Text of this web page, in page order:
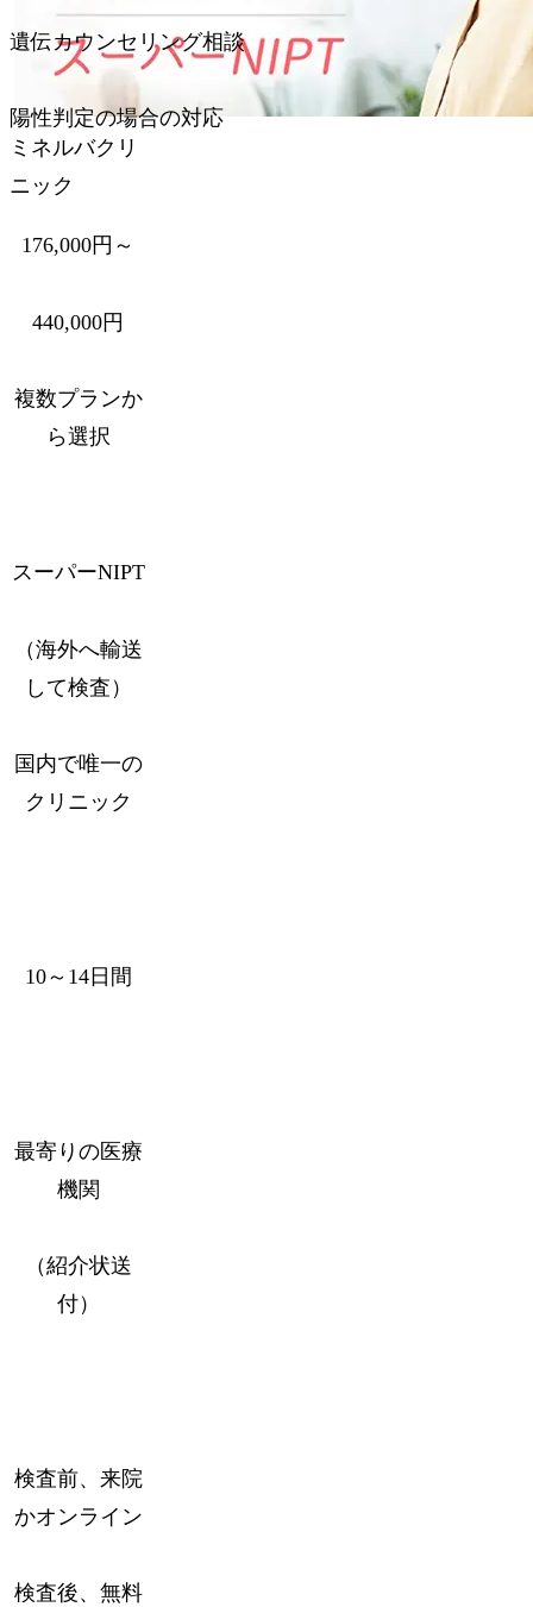
遺伝カウンセリング相談
遺伝カウンセリング相談
陽性判定の場合の対応
陽性判定の場合の対応
ミネルバクリ
ニック
176,000円～
440,000円
複数プランか
ら選択
スーパーNIPT
（海外へ輸送
して検査）
国内で唯一の
クリニック
10～14日間
最寄りの医療
機関
（紹介状送
付）
検査前、来院
かオンライン
検査後、無料